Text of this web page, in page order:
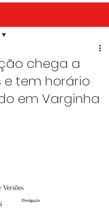
Versões
chega a
e tem horário
em Varginha
Divulgação